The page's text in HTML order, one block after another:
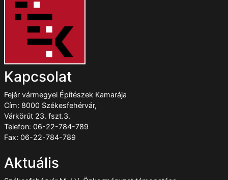
Kapcsolat
Fejér vármegyei Építészek Kamarája
Cím: 8000 Székesfehérvár,
Várkörút 23. fszt.3.
Telefon: 06-22-784-789
Fax: 06-22-784-789
Aktuális